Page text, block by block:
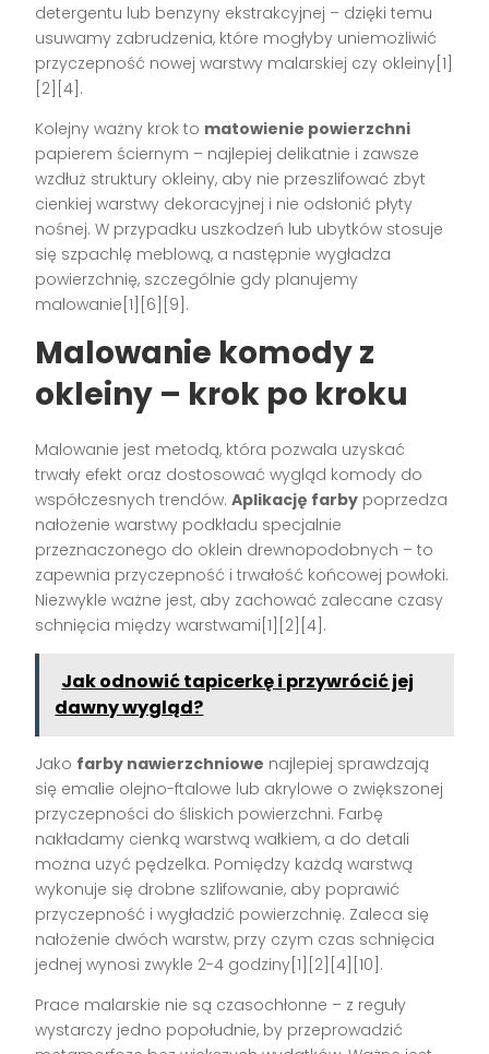
detergentu lub benzyny ekstrakcyjnej – dzięki temu
usuwamy zabrudzenia, które mogłyby uniemożliwić
przyczepność nowej warstwy malarskiej czy okleiny[1]
[2][4].
Kolejny ważny krok to matowienie powierzchni
papierem ściernym – najlepiej delikatnie i zawsze
wzdłuż struktury okleiny, aby nie przeszlifować zbyt
cienkiej warstwy dekoracyjnej i nie odsłonić płyty
nośnej. W przypadku uszkodzeń lub ubytków stosuje
się szpachlę meblową, a następnie wygładza
powierzchnię, szczególnie gdy planujemy
malowanie[1][6][9].
Malowanie komody z
okleiny – krok po kroku
Malowanie jest metodą, która pozwala uzyskać
trwały efekt oraz dostosować wygląd komody do
współczesnych trendów.Aplikację farby poprzedza
nałożenie warstwy podkładu specjalnie
przeznaczonego do oklein drewnopodobnych – to
zapewnia przyczepność i trwałość końcowej powłoki.
Niezwykle ważne jest, aby zachować zalecane czasy
schnięcia między warstwami[1][2][4].
Jak odnowić tapicerkę i przywrócić jej
dawny wygląd?
Jako farby nawierzchniowe najlepiej sprawdzają
się emalie olejno-ftalowe lub akrylowe o zwiększonej
przyczepności do śliskich powierzchni. Farbę
nakładamy cienką warstwą wałkiem, a do detali
można użyć pędzelka. Pomiędzy każdą warstwą
wykonuje się drobne szlifowanie, aby poprawić
przyczepność i wygładzić powierzchnię. Zaleca się
nałożenie dwóch warstw, przy czym czas schnięcia
jednej wynosi zwykle 2-4 godziny[1][2][4][10].
Prace malarskie nie są czasochłonne – z reguły
wystarczy jedno popołudnie, by przeprowadzić